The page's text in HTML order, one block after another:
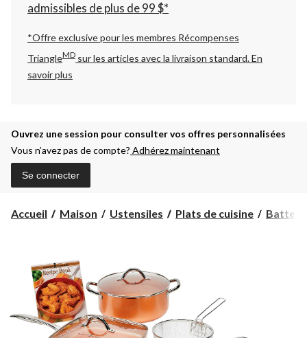
admissibles de plus de 99 $*
*Offre exclusive pour les membres Récompenses
TriangleMD sur les articles avec la livraison standard.En
savoir plus
Ouvrez une session pour consulter vos offres personnalisées
Vous n’avez pas de compte? Adhérez maintenant
Se connecter
Accueil Maison Ustensiles Plats de cuisine